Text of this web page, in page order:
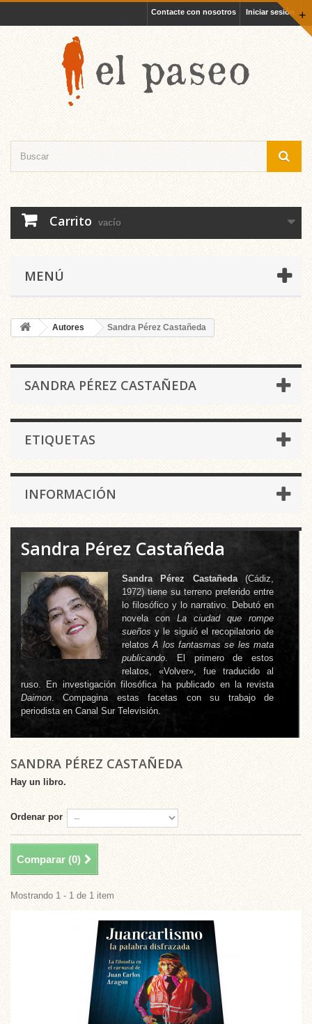
+
Iniciar sesión
Contacte con nosotros
Carrito vacío
MENÚ
Autores Sandra Pérez Castañeda
SANDRA PÉREZ CASTAÑEDA
ETIQUETAS
INFORMACIÓN
Sandra Pérez Castañeda
Sandra Pérez Castañeda(Cádiz,
1972) tiene su terreno preferido entre
lo filosófico y lo narrativo. Debutó en
novela con La ciudad que rompe
sueños y le siguió el recopilatorio de
relatosA los fantasmas se les mata
publicando. El primero de estos
relatos, «Volver», fue traducido al
ruso. En investigación filosófica ha publicado en la revista
Daimon. Compagina estas facetas con su trabajo de
periodista en Canal Sur Televisión.
SANDRA PÉREZ CASTAÑEDA
Hay un libro.
Ordenar por
Comparar (0)
Mostrando 1 - 1 de 1 item